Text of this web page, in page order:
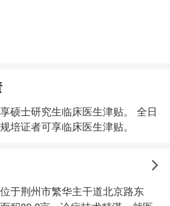
硕士研究生临床医生津贴。 全日
培证者可享临床医生津贴。
于荆州市繁华主干道北京路东